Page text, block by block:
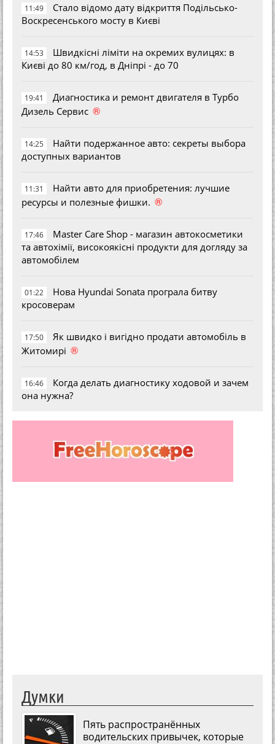
11:49
Стало відомо дату відкриття Подільсько-
Воскресенського мосту в Києві
14:53
Швидкісні ліміти на окремих вулицях: в
Києві до 80 км/год, в Дніпрі - до 70
19:41
Диагностика и ремонт двигателя в Турбо
Дизель Сервис ®
14:25
Найти подержанное авто: секреты выбора
доступных вариантов
11:31
Найти авто для приобретения: лучшие
ресурсы и полезные фишки. ®
17:46
Master Care Shop - магазин автокосметики
та автохімії, високоякісні продукти для догляду за
автомобілем
01:22
Нова Hyundai Sonata програла битву
кросоверам
17:50
Як швидко і вигідно продати автомобіль в
Житомирі ®
16:46
Когда делать диагностику ходовой и зачем
она нужна?
Думки
Пять распространённых
водительских привычек, которые